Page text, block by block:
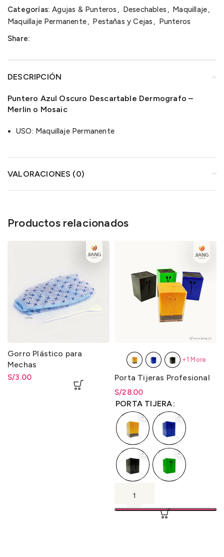
Categorías: Agujas & Punteros , Desechables , Maquillaje,
Maquillaje Permanente, Pestañas y Cejas ,
Punteros
Share:
DESCRIPCIÓN
Puntero Azul Oscuro Descartable Dermografo –
Merlin o Mosaic
USO: Maquillaje Permanente
VALORACIONES (0)
Productos relacionados
Gorro Plástico para
Mechas
S/3.00 Porta Tijeras Profesional
S/28.00
Rango de precios: desde
S/28.00 hastaS/
PORTA TIJERA
+1 More